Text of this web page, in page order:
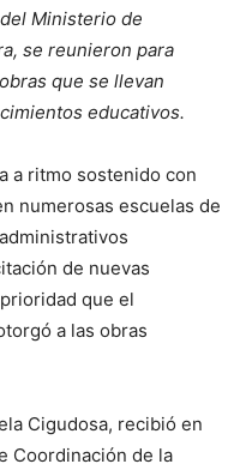
Ministerio de
se reunieron para
que se llevan
educativos.
a ritmo sostenido con
numerosas escuelas de
de nuevas
que el
a las obras
Cigudosa, recibió en
Coordinación de la